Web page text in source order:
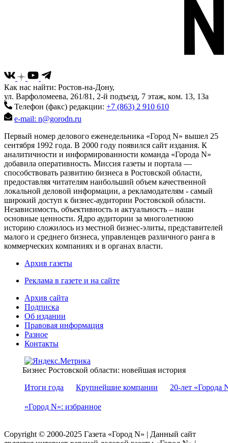
Как нас найти: Ростов-на-Дону,
ул. Варфоломеева, 261/81, 2-й подъезд, 7 этаж, ком. 13, 13а
Телефон (факс) редакции: +7 (863) 2 910 610
e-mail: n@gorodn.ru
Первый номер делового еженедельника «Город N» вышел 25
сентября 1992 года. В 2000 году появился сайт издания. К
аналитичности и информированности команда «Города N»
добавила оперативность. Миссия газеты и портала —
способствовать развитию бизнеса в Ростовской области,
предоставляя читателям наибольший объем качественной
локальной деловой информации, а рекламодателям - самый
широкий доступ к бизнес-аудитории Ростовской области.
Независимость, объективность и актуальность – наши
основные ценности. Ядро аудитории за многолетнюю
историю сложилось из местной бизнес-элиты, представителей
малого и среднего бизнеса, управленцев различного ранга в
коммерческих компаниях и в органах власти.
Архив газеты
Реклама в газете и на сайте
Архив сайта
Подписка
Об издании
Правовая информация
Разное
Контакты
Бизнес Ростовской области: новейшая история
Итоги года
Крупнейшие компании 20-лет «Города
«Город N»: избранное
Copyright © 2000-2025 Газета «Город N» | Данный сайт